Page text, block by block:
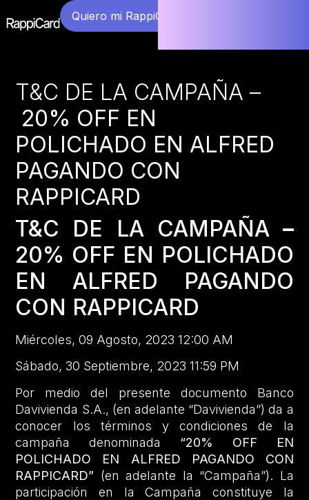
Quiero mi RappiCard
T&C DE LA CAMPAÑA –
20% OFF EN
POLICHADO EN ALFRED
PAGANDO CON
RAPPICARD
T&C DE LA CAMPAÑA –
20% OFF EN POLICHADO
EN ALFRED PAGANDO
CON RAPPICARD
Miércoles, 09 Agosto, 2023 12:00 AM
Sábado, 30 Septiembre, 2023 11:59 PM
Por medio del presente documento Banco
Davivienda S.A., (en adelante “Davivienda”) da a
conocer los términos y condiciones de la
campaña denominada “20% OFF EN
POLICHADO EN ALFRED PAGANDO CON
RAPPICARD” (en adelante la “Campaña”). La
participación en la Campaña constituye la